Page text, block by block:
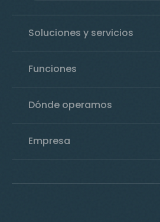
Soluciones y servicios
Funciones
Dónde operamos
Empresa